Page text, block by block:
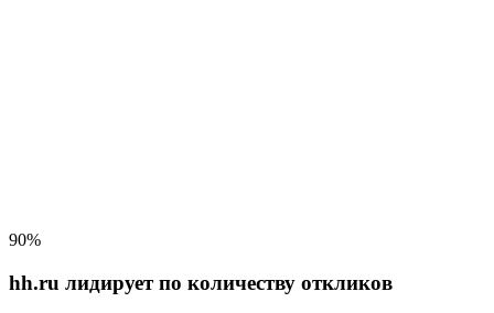
90%
hh.ru лидирует по количеству откликов